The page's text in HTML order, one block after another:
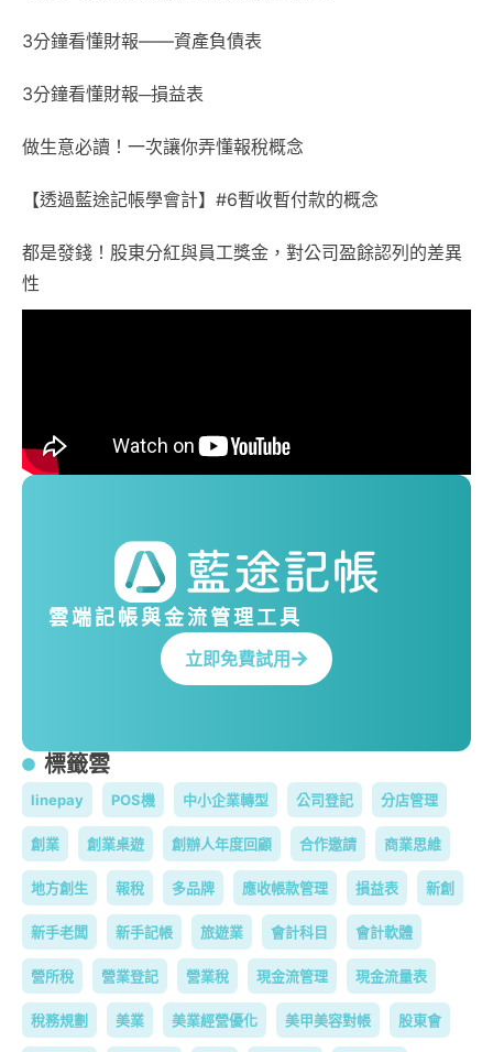
3分鐘看懂財報——資產負債表
3分鐘看懂財報─損益表
做生意必讀！一次讓你弄懂報稅概念
【透過藍途記帳學會計】#6暫收暫付款的概念
都是發錢！股東分紅與員工獎金，對公司盈餘認列的差異
性
雲端記帳與金流管理工具
立即免費試用
標籤雲
linepay POS機 中小企業轉型 公司登記 分店管理
創業 創業桌遊 創辦人年度回顧 合作邀請 商業思維
地方創生 報稅 多品牌 應收帳款管理 損益表 新創
新手老闆 新手記帳 旅遊業 會計科目 會計軟體
營所稅 營業登記 營業稅 現金流管理 現金流量表
稅務規劃 美業 美業經營優化 美甲美容對帳 股東會